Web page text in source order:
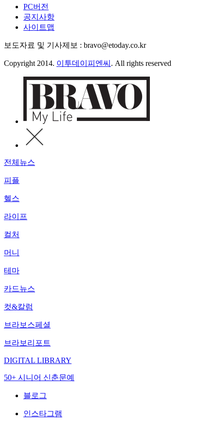
PC버전
공지사항
사이트맵
보도자료 및 기사제보 : bravo@etoday.co.kr
Copyright 2014. 이투데이피엔씨 . All rights reserved
전체뉴스
피플
헬스
라이프
컬처
머니
테마
카드뉴스
컷&칼럼
브라보스페셜
브라보리포트
DIGITAL LIBRARY
50+ 시니어 신춘문예
블로그
인스타그램